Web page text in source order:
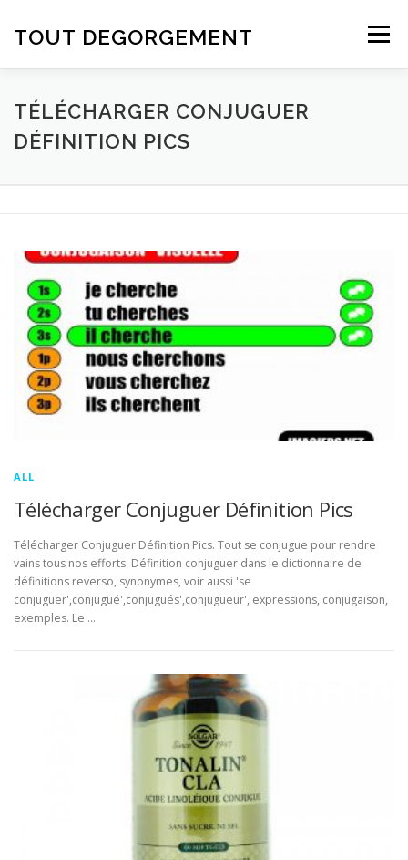
TOUT DEGORGEMENT Menu
TÉLÉCHARGER CONJUGUER
DÉFINITION PICS
ALL
Télécharger Conjuguer Définition Pics
Télécharger Conjuguer Définition Pics. Tout se conjugue pour rendre
vains tous nos efforts. Définition conjuguer dans le dictionnaire de
définitions reverso, synonymes, voir aussi 'se
conjuguer',conjugué',conjugués',conjugueur', expressions, conjugaison,
exemples. Le …